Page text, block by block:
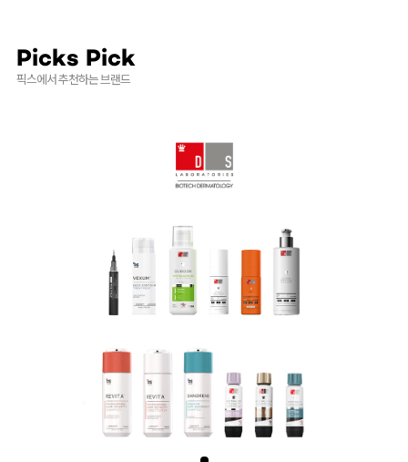
Picks Pick
픽스에서 추천하는 브랜드